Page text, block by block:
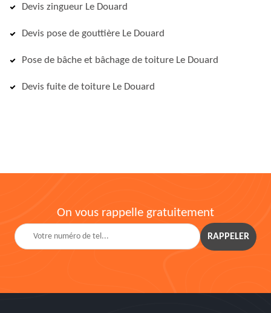
Devis zingueur Le Douard
Devis pose de gouttière Le Douard
Pose de bâche et bâchage de toiture Le Douard
Devis fuite de toiture Le Douard
On vous rappelle gratuitement